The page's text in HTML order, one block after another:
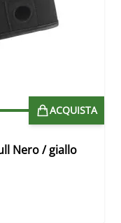
ACQUISTA
Nero / giallo